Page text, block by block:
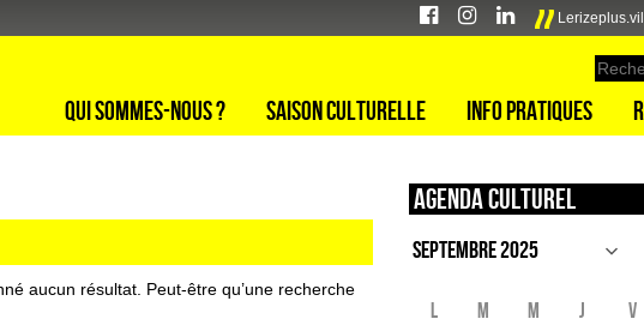
Qui sommes-nous ? Saison culturelle Info pratiques
aucun résultat. Peut-être qu’une recherche
Agenda culturel
L M M J V